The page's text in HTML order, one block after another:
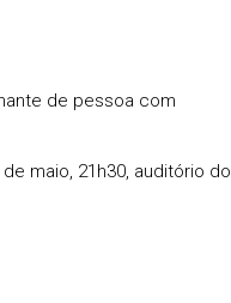
de pessoa com
de maio, 21h30, auditório do